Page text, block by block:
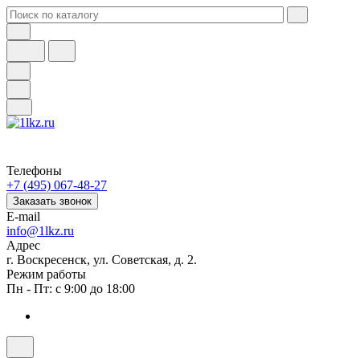
Телефоны
+7 (495) 067-48-27
Заказать звонок
E-mail
info@1lkz.ru
Адрес
г. Воскресенск, ул. Советская, д. 2.
Режим работы
Пн - Пт: с 9:00 до 18:00